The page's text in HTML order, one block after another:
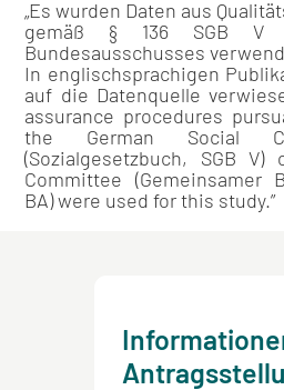
„Es wurden Daten aus
gemäß § 136 SGB V
Bundesausschusses
In englischsprachigen
auf die Datenquelle
assurance procedures
the German Social
(Sozialgesetzbuch, SGB
Committee (Gemeinsamer
BA) were used for this study.”